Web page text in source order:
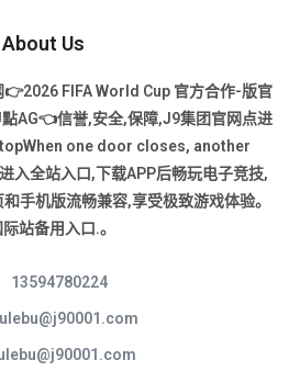
About Us
FIFA World Cup 官方合作-版官
AG👈信誉,安全,保障,J9集团官网点进
one door closes, another
入全站入口,下载APP后畅玩电子竞技,
手机版流畅兼容,享受极致游戏体验。
站备用入口.。
13594780224